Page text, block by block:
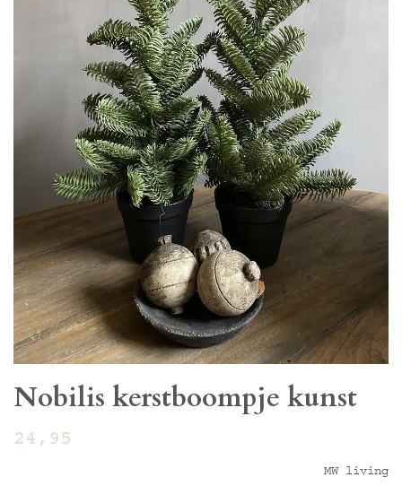
Nobilis kerstboompje kunst
24,95
MW living